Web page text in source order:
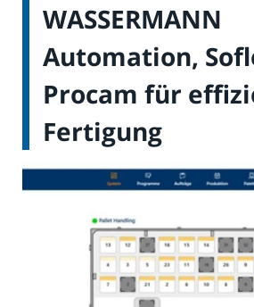
WASSERMANN
Automation,
Procam für
Fertigung